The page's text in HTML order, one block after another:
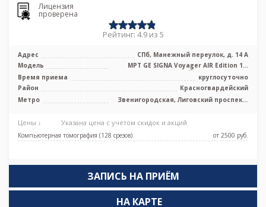
Лицензия
проверена
Рейтинг: 4.9 из 5
Адрес
СПб, Манежный переулок, д. 14 А
Модель
МРТ GE SIGNA Voyager AIR Edition 1.5
Тесла полуоткрытый, КТ GE Revolut ...
Время приема
круглосуточно
Район
Красногвардейский
Метро
Звенигородская, Лиговский проспект,
Площадь Ленина, Чернышевская
Цены ↓ Указана цена с учетом скидок и акций
Компьютерная томография (128 срезов) от 2500 pуб.
ЗАПИСЬ НА ПРИЁМ
НА КАРТЕ